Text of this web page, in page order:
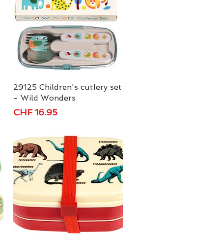
Schnellansicht
29125 Children's cutlery set
- Wild Wonders
Preis
CHF 16.95